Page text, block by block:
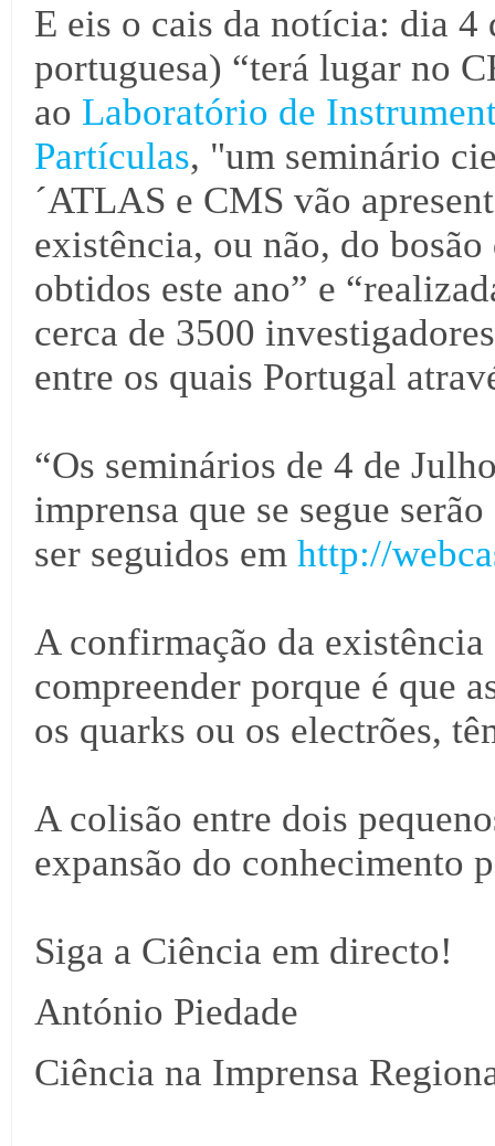
E eis o cais da notícia: dia 4
portuguesa) “terá lugar no
ao Laboratório de
Partículas, "um seminário
´ATLAS e CMS vão
existência, ou não, do
obtidos este ano” e
cerca de 3500
entre os quais Portugal
“Os seminários de 4 de
imprensa que se segue
ser seguidos em http://
A confirmação da
compreender porque é que
os quarks ou os electrões,
A colisão entre dois
expansão do conhecimento
Siga a Ciência em directo!
António Piedade
Ciência na Imprensa